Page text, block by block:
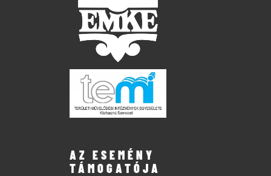
AZ ESEMÉNY
TÁMOGATÓJA